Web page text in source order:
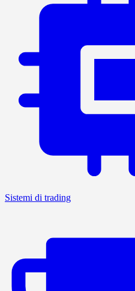
Sistemi di trading